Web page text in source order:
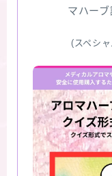
マハー
(スペシ